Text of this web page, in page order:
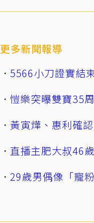
更多新聞報導
5566小刀證實結
愷樂突曝雙寶35
黃寅燁、惠利確
直播主肥大叔46
29歲男偶像「寵